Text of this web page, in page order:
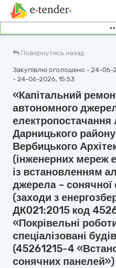
Повернутись назад
Закупівлю оголошено - 24-06-
- 24-06-2026, 15:53
«Капітальний
автономного
Дарницького
Вербицького
(інженерних мереж
із встановленням
джерела – сонячної
(заходи з
ДК021:2015 код
«Покрівельні
спеціалізовані
(45261215-4
сонячних панелей»)